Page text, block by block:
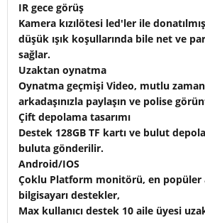
IR gece görüş
Kamera kızılötesi led'ler ile
düşük ışık koşullarında bile net ve
sağlar.
Uzaktan oynatma
Oynatma geçmişi Video, mutlu
arkadaşınızla paylaşın ve polise
Çift depolama tasarımı
Destek 128GB TF kartı ve bulut
buluta gönderilir.
Android/IOS
Çoklu Platform monitörü, en popüler
bilgisayarı destekler,
Max kullanıcı destek 10 aile üyesi